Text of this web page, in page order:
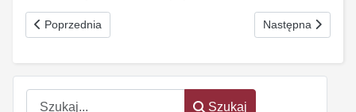
Szukaj
Szukaj
Poprzednia strona: Program zwalczania nowotworów
Poprzednia Następna strona:
Następna